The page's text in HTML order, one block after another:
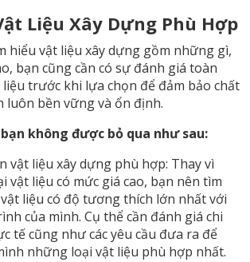
Liệu Xây Dựng Phù Hợp
hiểu vật liệu xây dựng gồm những gì,
bạn cũng cần có sự đánh giá toàn
trước khi lựa chọn để đảm bảo chất
bền vững và ổn định.
không được bỏ qua như sau:
vật liệu xây dựng phù hợp: Thay vì
vật liệu có mức giá cao, bạn nên tìm
liệu có độ tương thích lớn nhất với
của mình. Cụ thể cần đánh giá chi
tế cũng như các yêu cầu đưa ra để
những loại vật liệu phù hợp nhất.